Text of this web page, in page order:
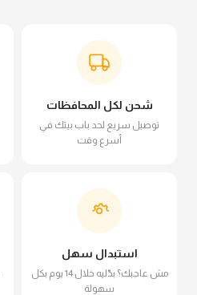
شحن لكل المحافظات
توصيل سريع لحد باب بيتك في
أسرع وقت
استبدال سهل
مش عاجبك؟ بدّليه خلال 14 يوم بكل
سهولة